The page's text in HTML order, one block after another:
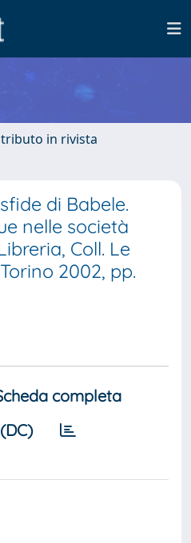
in rivista
di Babele.
nelle società
Coll. Le
2002, pp.
completa